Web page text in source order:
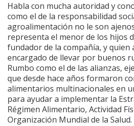
Habla con mucha autoridad y
como el de la responsabilidad
agroalimentación no le son
representa el menor de los hijos
fundador de la compañía, y quien
encargado de llevar por buenos
Rumbo como el de las alianzas,
que desde hace años formaron
alimentarios multinacionales en
para ayudar a implementar la
Régimen Alimentario, Actividad
Organización Mundial de la Salud.